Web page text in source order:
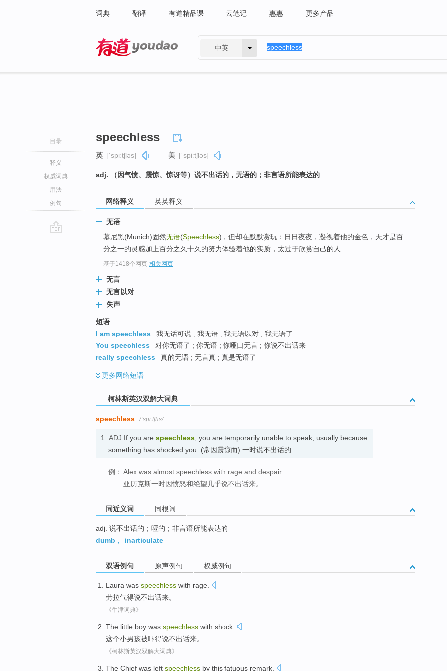
词典 翻译 有道精品课 云笔记 惠惠 更多产品
中英
目录
释义
权威词典
用法
例句
speechless
英 [ˈspiːtʃləs] 美 [ˈspiːtʃləs]
adj. （因气愤、震惊、惊讶等）说不出话的，无语的；非言语所能表达的
网络释义 英英释义
无语
慕尼黑(Munich)固然无语(Speechless)，但却在默默赏玩：日日夜夜，凝视着他的金色，天才是百
分之一的灵感加上百分之久十久的努力体验着他的实质，太过于欣赏自己的人...
基于1418个网页-相关网页
无言
无言以对
失声
短语
I am speechless
我无话可说 ; 我无语 ; 我无语以对 ; 我无语了
You speechless
对你无语了 ; 你无语 ; 你哑口无言 ; 你说不出话来
really speechless
真的无语 ; 无言真 ; 真是无语了
更多网络短语
柯林斯英汉双解大词典
speechless /ˈspiːtʃlɪs/
1. ADJ If you are speechless , you are temporarily unable to speak, usually because
something has shocked you. (常因震惊而) 一时说不出话的
例： Alex was almost speechless with rage and despair.
亚历克斯一时因愤怒和绝望几乎说不出话来。
同近义词 同根词
adj. 说不出话的；哑的；非言语所能表达的
dumb , inarticulate
双语例句 原声例句 权威例句
Laura was speechless with rage
劳拉气得说不出话来。
《牛津词典》
The little boy was speechless with shock.
这个小男孩被吓得说不出话来。
《柯林斯英汉双解大词典》
The Chief was left speechless by this fatuous remark.